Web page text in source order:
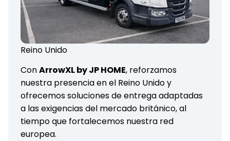
Reino Unido
ConArrowXL by JP HOME, reforzamos
nuestra presencia en el Reino Unido y
ofrecemos soluciones de entrega adaptadas
a las exigencias del mercado británico, al
tiempo que fortalecemos nuestra red
europea.